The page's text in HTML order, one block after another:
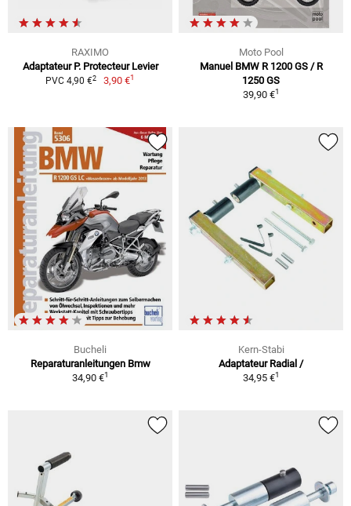
RAXIMO
Adaptateur P. Protecteur Levier
PVC 4,90 €2 3,90 €1
Moto Pool
Manuel BMW R 1200 GS / R
1250 GS
39,90 €1
Bucheli
Reparaturanleitungen Bmw
34,90 €1
Kern-Stabi
Adaptateur Radial /
34,95 €1